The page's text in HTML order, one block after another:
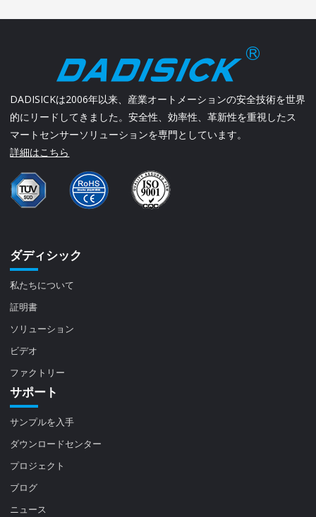
DADISICKは2006年以来、産業オートメーションの安全技術を世界
的にリードしてきました。安全性、効率性、革新性を重視したス
マートセンサーソリューションを専門としています。
詳細はこちら
ダディシック
私たちについて
証明書
ソリューション
ビデオ
ファクトリー
サポート
サンプルを入手
ダウンロードセンター
プロジェクト
ブログ
ニュース